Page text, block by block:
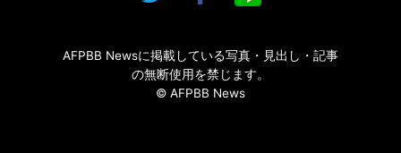
AFPBB Newsに掲載している写真・見出し・記事
の無断使用を禁じます。
© AFPBB News